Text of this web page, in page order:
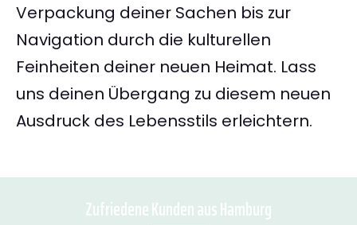
Verpackung deiner Sachen bis zur
Navigation durch die kulturellen
Feinheiten deiner neuen Heimat. Lass
uns deinen Übergang zu diesem neuen
Ausdruck des Lebensstils erleichtern.
Zufriedene Kunden aus Hamburg